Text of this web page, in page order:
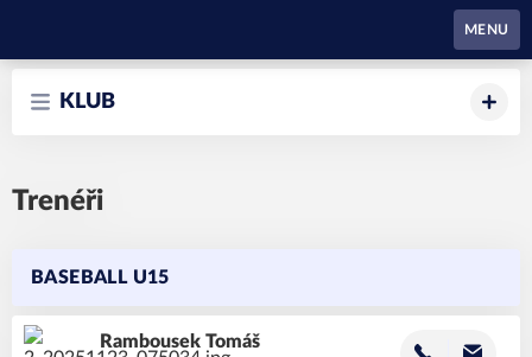
MENU
KLUB
Trenéři
BASEBALL U15
Tomáš
Rambousek